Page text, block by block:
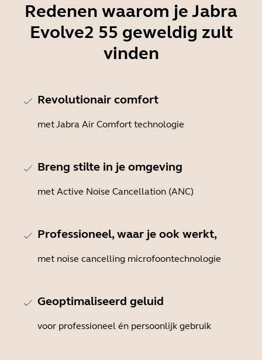
Redenen waarom je Jabra
Evolve2 55 geweldig zult
vinden
Revolutionair comfort
met Jabra Air Comfort technologie
Breng stilte in je omgeving
met Active Noise Cancellation (ANC)
Professioneel, waar je ook werkt,
met noise cancelling microfoontechnologie
Geoptimaliseerd geluid
voor professioneel én persoonlijk gebruik